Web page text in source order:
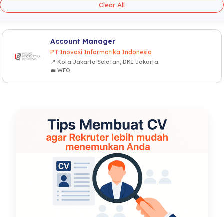
Clear All
Account Manager
PT Inovasi Informatika Indonesia
📍 Kota Jakarta Selatan, DKI Jakarta
💼 WFO